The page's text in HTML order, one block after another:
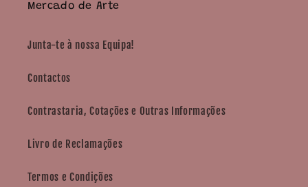
Mercado de Arte
Junta-te à nossa Equipa!
Contactos
Contrastaria, Cotações e Outras Informações
Livro de Reclamações
Termos e Condições